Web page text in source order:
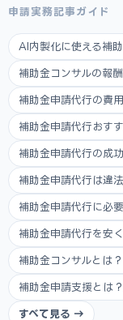
申請実務記事ガイド
AI内製化に使える補
補助金コンサルの報
補助金申請代行の費
補助金申請代行おす
補助金申請代行の成
補助金申請代行は違
補助金申請代行に必
補助金申請代行を安
補助金コンサルとは
補助金申請支援とは
すべて見る →